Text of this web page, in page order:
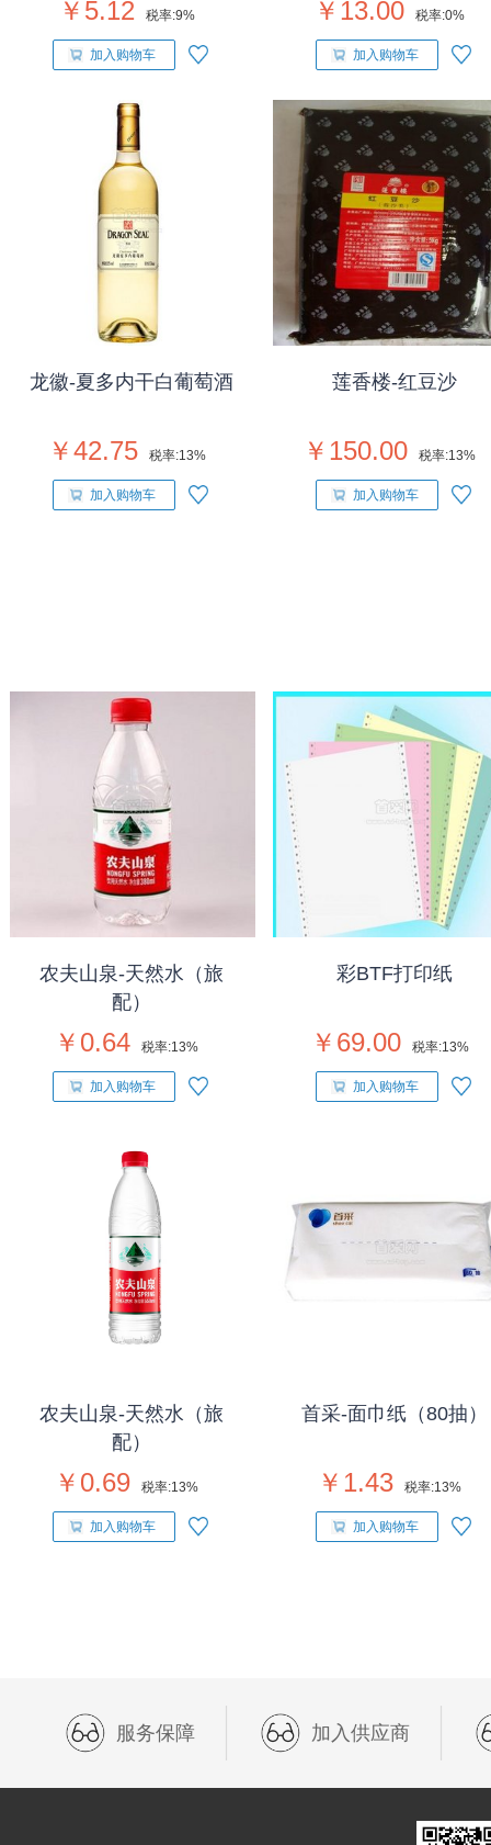
￥5.12 税率:9%
加入购物车
￥13.00 税率:0%
加入购物车
龙徽-夏多内干白葡萄酒
￥42.75 税率:13%
加入购物车
莲香楼-红豆沙
￥150.00 税率:13%
加入购物车
农夫山泉-天然水（旅
配）
￥0.64 税率:13%
加入购物车
彩BTF打印纸
￥69.00 税率:13%
加入购物车
农夫山泉-天然水（旅
配）
￥0.69 税率:13%
加入购物车
首采-面巾纸（80抽）
￥1.43 税率:13%
加入购物车
服务保障 加入供应商